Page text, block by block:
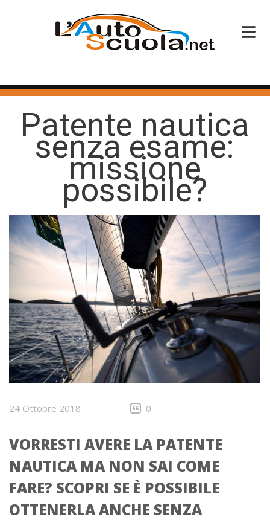
HOME
SERVIZI
CORSI PATENTE
CORSI PROFESSIONALI
PERCHÉ SCEGLIERCI
CONTATTI
Patente nautica
senza esame:
missione
possibile?
24 Ottobre 2018 0
VORRESTI AVERE LA PATENTE
NAUTICA MA NON SAI COME
FARE? SCOPRI SE È POSSIBILE
OTTENERLA ANCHE SENZA